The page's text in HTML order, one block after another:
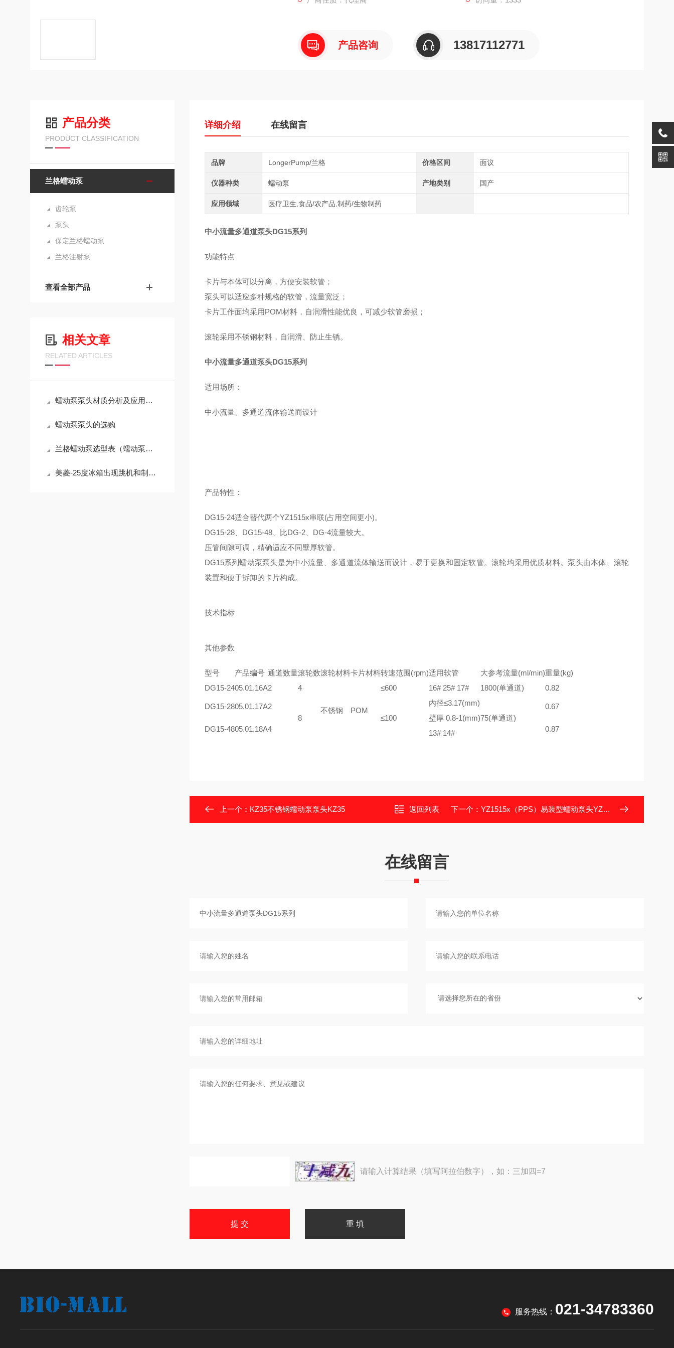
产品咨询 13817112771
详细介绍 在线留言
品牌 LongerPump/兰格 价格区间 面议
仪器种类 蠕动泵 产地类别 国产
应用领域 医疗卫生,食品/农产品,制药/生物制药
中小流量多通道泵头DG15系列
功能特点
卡片与本体可以分离，方便安装软管；
泵头可以适应多种规格的软管，流量宽泛；
卡片工作面均采用POM材料，自润滑性能优良，可减少软管磨损；
滚轮采用不锈钢材料，自润滑、防止生锈。
中小流量多通道泵头DG15系列
适用场所：
中小流量、多通道流体输送而设计
产品特性：
DG15-24适合替代两个YZ1515x串联(占用空间更小)。
DG15-28、DG15-48、比DG-2、DG-4流量较大。
压管间隙可调，精确适应不同壁厚软管。
DG15系列蠕动泵泵头是为中小流量、多通道流体输送而设计，易于更换和固定软管。滚轮均采用优质材料。泵头由本体、滚轮
装置和便于拆卸的卡片构成。
技术指标
其他参数
型号 产品编号 通道数量滚轮数滚轮材料卡片材料转速范围(rpm)适用软管 大参考流量(ml/min)重量(kg)
DG15-2405.01.16A2 4
不锈钢 POM
≤600 16# 25# 17# 1800(单通道) 0.82
DG15-2805.01.17A2
8
≤100
内径≤3.17(mm)
壁厚 0.8-1(mm)
13# 14#
75(单通道)
0.67
DG15-4805.01.18A4 0.87
上一个： KZ35不锈钢蠕动泵泵头KZ35 返回列表 下一个： YZ1515x（PPS）易装型蠕动泵头YZ1515x（PPS）
在线留言
请输入计算结果（填写阿拉伯数字），如：三加四=7
产品分类
PRODUCT CLASSIFICATION
兰格蠕动泵
齿轮泵
泵头
保定兰格蠕动泵
兰格注射泵
查看全部产品
相关文章
RELATED ARTICLES
蠕动泵泵头材质分析及应用领域
蠕动泵泵头的选购
兰格蠕动泵选型表（蠕动泵型号，泵头，软管，流量范围）
美菱-25度冰箱出现跳机和制冷效果不好怎么办
服务热线： 021-34783360